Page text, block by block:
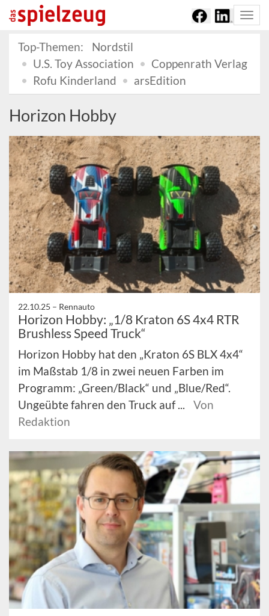
Top-Themen:
Nordstil
U.S. Toy Association
Coppenrath Verlag
Rofu Kinderland
arsEdition
Horizon Hobby
22.10.25 – Rennauto
Horizon Hobby: „1/8 Kraton 6S 4x4 RTR
Brushless Speed Truck“
Horizon Hobby hat den „Kraton 6S BLX 4x4“
im Maßstab 1/8 in zwei neuen Farben im
Programm: „Green/Black“ und „Blue/Red“.
Ungeübte fahren den Truck auf ...
Von
Redaktion